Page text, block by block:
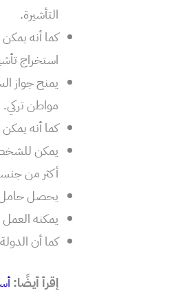
التأشيرة.
استخراج تأشيرات ل 6 دول
يمنح جواز
مواطن تركي.
كما أنه
يمكن للشخص
أكثر من
يحصل حامل
يمكنه
كما أن
إقرأ أيضًا: